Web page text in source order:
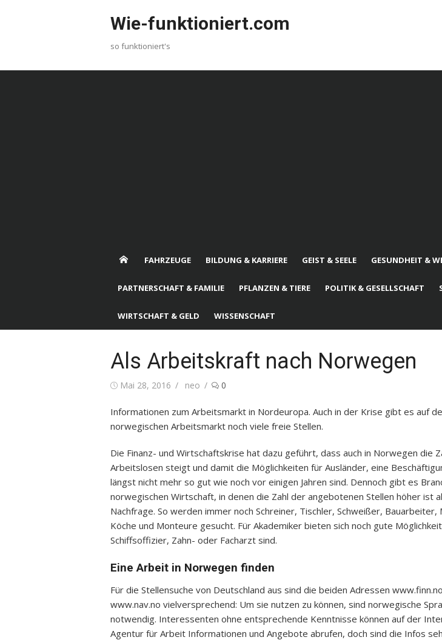
Wie-funktioniert.com
so funktioniert's
FAHRZEUGE BILDUNG & KARRIERE GEIST & SEELE GESUNDHEIT &
PARTNERSCHAFT & FAMILIE PFLANZEN & TIERE POLITIK & GESELLSCHAFT
WIRTSCHAFT & GELD WISSENSCHAFT
Als Arbeitskraft nach Norwegen
Posted
Mai 28, 2016 Author
neo 0
Informationen zum Arbeitsmarkt in Nordeuropa. Auch in der Krise gibt es auf
norwegischen Arbeitsmarkt noch viele freie Stellen.
Die Finanz- und Wirtschaftskrise hat dazu geführt, dass auch in Norwegen die
Arbeitslosen steigt und damit die Möglichkeiten für Ausländer, eine
längst nicht mehr so gut wie noch vor einigen Jahren sind. Dennoch gibt es
norwegischen Wirtschaft, in denen die Zahl der angebotenen Stellen höher ist
Nachfrage. So werden immer noch Schreiner, Tischler, Schweißer, Bauarbeiter,
Köche und Monteure gesucht. Für Akademiker bieten sich noch gute
Schiffsoffizier, Zahn- oder Facharzt sind.
Eine Arbeit in Norwegen finden
Für die Stellensuche von Deutschland aus sind die beiden Adressen
www.nav.no vielversprechend: Um sie nutzen zu können, sind norwegische
notwendig. Interessenten ohne entsprechende Kenntnisse können auf der
Agentur für Arbeit Informationen und Angebote abrufen, doch sind die Infos